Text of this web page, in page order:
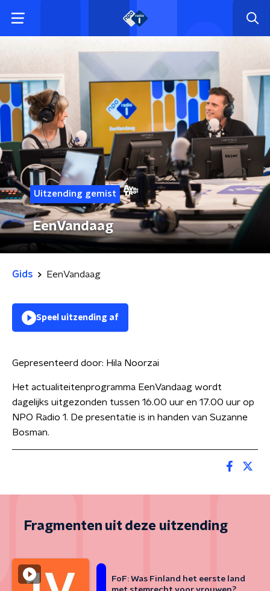
Uitzending gemist
EenVandaag
Gids EenVandaag
Speel uitzending af
Gepresenteerd door: Hila Noorzai
Het actualiteitenprogramma EenVandaag wordt
dagelijks uitgezonden tussen 16.00 uur en 17.00 uur op
NPO Radio 1. De presentatie is in handen van Suzanne
Bosman.
Fragmenten uit deze uitzending
FoF: Was Finland het eerste land